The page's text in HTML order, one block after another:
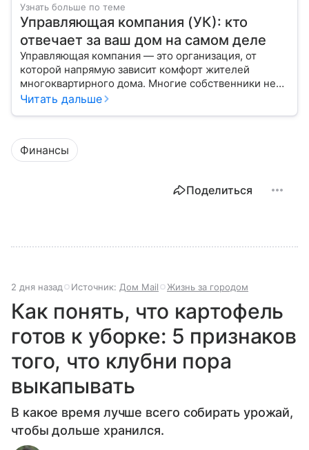
Узнать больше по теме
Управляющая компания (УК): кто
отвечает за ваш дом на самом деле
Управляющая компания — это организация, от
которой напрямую зависит комфорт жителей
многоквартирного дома. Многие собственники не
до конца понимают, какие именно услуги УК
Читать дальше
Финансы
Поделиться
2 дня назад Источник: Дом Mail Жизнь за городом
Как понять, что картофель
готов к уборке: 5 признаков
того, что клубни пора
выкапывать
В какое время лучше всего собирать урожай,
чтобы дольше хранился.